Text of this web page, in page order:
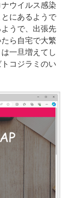
ウイルス感染
にあるようで
うで、出張先
ら自宅で大繁
一旦増えてし
コジラミのい